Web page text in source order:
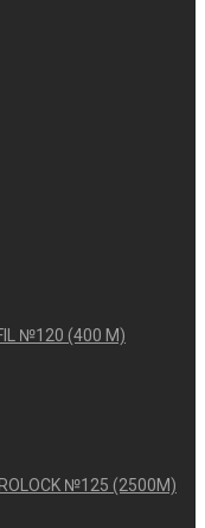
№120 (400 М)
№125 (2500М)